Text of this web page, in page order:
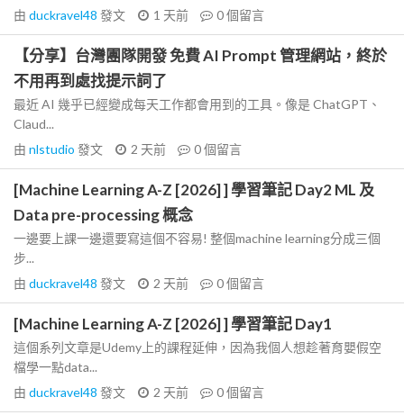
由 duckravel48 發文 1 天前 0個留言
【分享】台灣團隊開發 免費 AI Prompt 管理網站，終於
不用再到處找提示詞了
最近 AI 幾乎已經變成每天工作都會用到的工具。像是 ChatGPT、
Claud...
由 nlstudio 發文 2 天前 0個留言
[Machine Learning A-Z [2026] ] 學習筆記 Day2 ML 及
Data pre-processing 概念
一邊要上課一邊還要寫這個不容易! 整個machine learning分成三個
步...
由 duckravel48 發文 2 天前 0個留言
[Machine Learning A-Z [2026] ] 學習筆記 Day1
這個系列文章是Udemy上的課程延伸，因為我個人想趁著育嬰假空
檔學一點data...
由 duckravel48 發文 2 天前 0個留言